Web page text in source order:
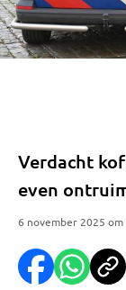
Verdacht
even
6 november 2025 om